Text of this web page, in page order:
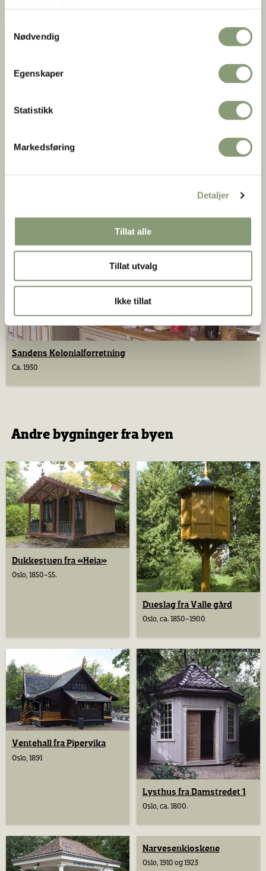
Nødvendig
Egenskaper
Statistikk
Markedsføring
Detaljer
Tillat alle
Tillat utvalg
Ikke tillat
Sandens Kolonialforretning
Ca. 1930
Andre bygninger fra byen
Dukkestuen fra «Heia»
Oslo, 1850-55.
Dueslag fra Valle gård
Oslo, ca. 1850-1900
Ventehall fra Pipervika
Oslo, 1891
Lysthus fra Damstredet 1
Oslo, ca. 1800.
Narvesenkioskene
Oslo, 1910 og 1923